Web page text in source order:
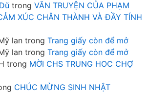
trong VĂN TRUYỆN CỦA PHẠM
XÚC CHÂN THÀNH VÀ ĐẦY TÍNH
lan trong Trang giấy còn để mở
lan trong Trang giấy còn để mở
trong MỜI CHS TRUNG HOC CHỢ
CHÚC MỪNG SINH NHẬT